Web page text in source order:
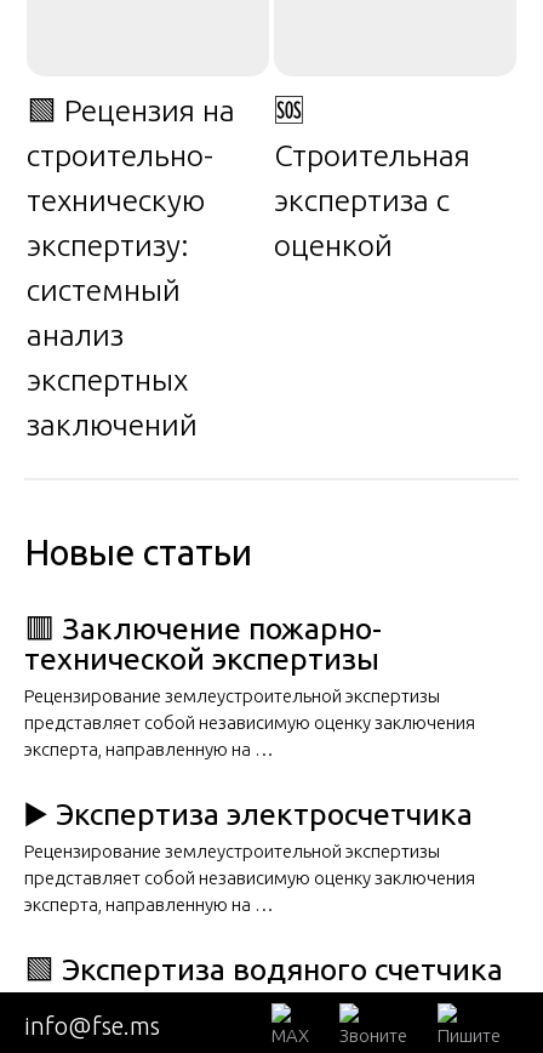
🟩 Рецензия на
строительно-
техническую
экспертизу:
системный
анализ
экспертных
заключений
🆘
Строительная
экспертиза с
оценкой
Новые статьи
🟥 Заключение пожарно-
технической экспертизы
Рецензирование землеустроительной экспертизы
представляет собой независимую оценку заключения
эксперта, направленную на …
▶️ Экспертиза электросчетчика
Рецензирование землеустроительной экспертизы
представляет собой независимую оценку заключения
эксперта, направленную на …
🟩 Экспертиза водяного счетчика
Рецензирование землеустроительной экспертизы
представляет собой независимую оценку заключения
info@fse.ms